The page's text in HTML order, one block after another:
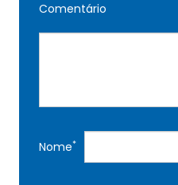
Comentário
Nome*